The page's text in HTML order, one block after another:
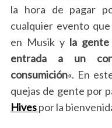
la hora de pagar
cualquier evento
en Musik y la
entrada a un
consumición«. En
quejas de gente por
Hivespor la